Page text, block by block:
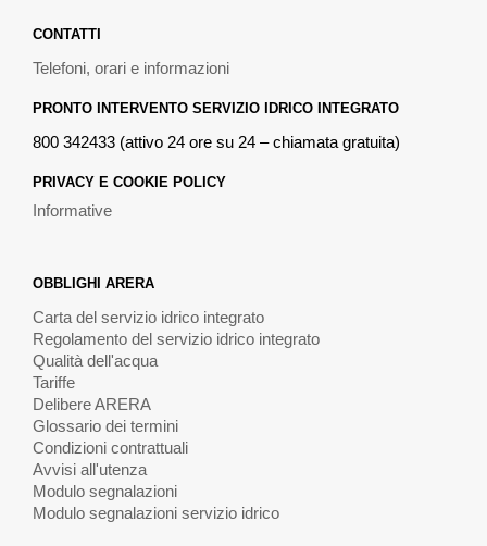
CONTATTI
Telefoni, orari e informazioni
PRONTO INTERVENTO SERVIZIO IDRICO INTEGRATO
800 342433 (attivo 24 ore su 24 – chiamata gratuita)
PRIVACY E COOKIE POLICY
Informative
OBBLIGHI ARERA
Carta del servizio idrico integrato
Regolamento del servizio idrico integrato
Qualità dell'acqua
Tariffe
Delibere ARERA
Glossario dei termini
Condizioni contrattuali
Avvisi all'utenza
Modulo segnalazioni
Modulo segnalazioni servizio idrico